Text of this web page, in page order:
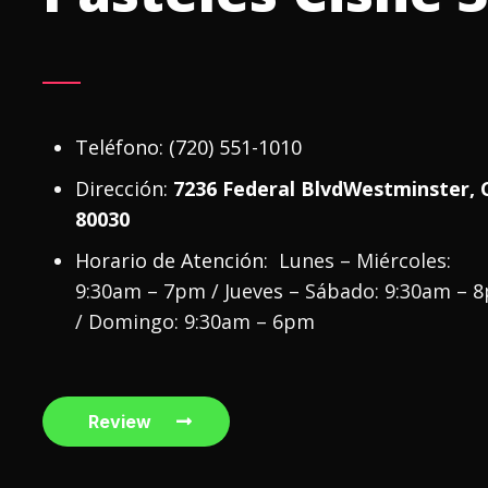
Teléfono: (720) 551-1010
Dirección: 7236 Federal BlvdWestminster,
80030
Horario de Atención: Lunes – Miércoles:
9:30am – 7pm / Jueves – Sábado: 9:30am –
/ Domingo: 9:30am – 6pm
Review